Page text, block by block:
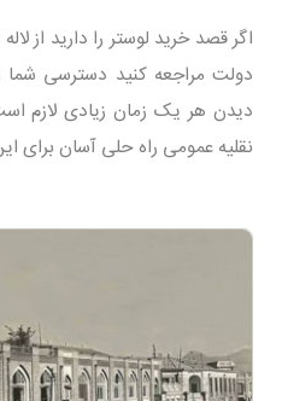
اگر قصد خرید لوستر را دارید از
دولت مراجعه کنید دسترسی
دیدن هر یک زمان زیادی لازم
نقلیه عمومی راه حلی آسان برای